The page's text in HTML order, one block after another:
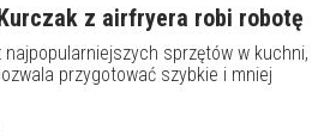
z airfryera robi robotę
sprzętów w kuchni,
przygotować szybkie i mniej